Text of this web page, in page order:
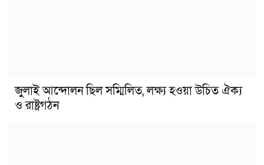
জুলাই আন্দোলন ছিল সম্মিলিত, লক্ষ্য হওয়া উচিত ঐক্য
ও রাষ্ট্রগঠন